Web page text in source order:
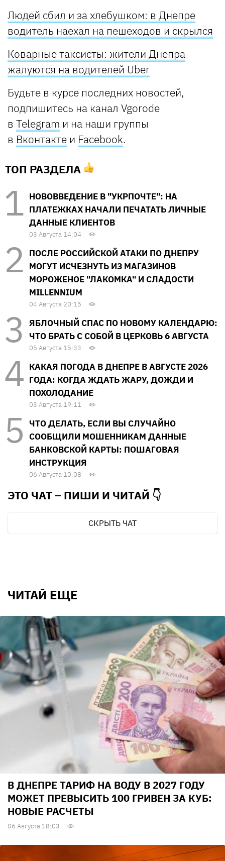
Людей сбил и за хлебушком: в Днепре
водитель наехал на пешеходов и скрылся
Коварные таксисты: жители Днепра
жалуются на водителей Uber
Будьте в курсе последних новостей,
подпишитесь на канал Vgorode
в Telegram и на наши группы
в Вконтакте и Facebook.
ТОП РАЗДЕЛА
НОВОВВЕДЕНИЕ В "УКРПОЧТЕ": НА
ПЛАТЕЖКАХ НАЧАЛИ ПЕЧАТАТЬ ЛИЧНЫЕ
ДАННЫЕ КЛИЕНТОВ
03 Августа 14:04
ПОСЛЕ РОССИЙСКОЙ АТАКИ ПО ДНЕПРУ
МОГУТ ИСЧЕЗНУТЬ ИЗ МАГАЗИНОВ
МОРОЖЕНОЕ "ЛАКОМКА" И СЛАДОСТИ
MILLENNIUM
04 Августа 20:15
ЯБЛОЧНЫЙ СПАС ПО НОВОМУ КАЛЕНДАРЮ:
ЧТО БРАТЬ С СОБОЙ В ЦЕРКОВЬ 6 АВГУСТА
05 Августа 15:33
КАКАЯ ПОГОДА В ДНЕПРЕ В АВГУСТЕ 2026
ГОДА: КОГДА ЖДАТЬ ЖАРУ, ДОЖДИ И
ПОХОЛОДАНИЕ
03 Августа 19:11
ЧТО ДЕЛАТЬ, ЕСЛИ ВЫ СЛУЧАЙНО
СООБЩИЛИ МОШЕННИКАМ ДАННЫЕ
БАНКОВСКОЙ КАРТЫ: ПОШАГОВАЯ
ИНСТРУКЦИЯ
06 Августа 10:08
ЭТО ЧАТ – ПИШИ И ЧИТАЙ 👇
СКРЫТЬ ЧАТ
ЧИТАЙ ЕЩЕ
В ДНЕПРЕ ТАРИФ НА ВОДУ В 2027 ГОДУ
МОЖЕТ ПРЕВЫСИТЬ 100 ГРИВЕН ЗА КУБ:
НОВЫЕ РАСЧЕТЫ
06 Августа 18:03